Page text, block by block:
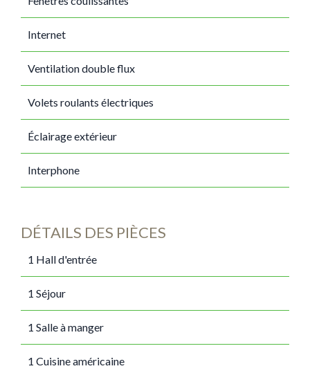
Internet
Ventilation double flux
Volets roulants électriques
Éclairage extérieur
Interphone
DÉTAILS DES PIÈCES
1 Hall d'entrée
1 Séjour
1 Salle à manger
1 Cuisine américaine